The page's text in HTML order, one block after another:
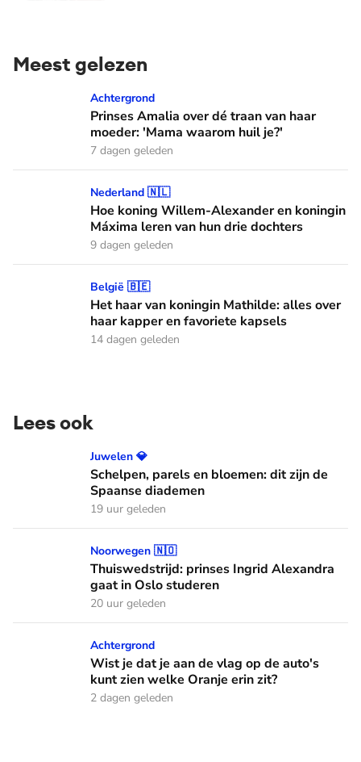
Meest gelezen
Prinses Amalia over dé traan van haar moeder: 'Mama
Achtergrond
Prinses Amalia over dé traan van haar
moeder: 'Mama waarom huil je?'
7 dagen geleden
Hoe koning Willem-Alexander en koningin Máxima leren
Nederland 🇳🇱
Hoe koning Willem-Alexander en koningin
Máxima leren van hun drie dochters
9 dagen geleden
Het haar van koningin Mathilde: alles over haar kapper en
België 🇧🇪
Het haar van koningin Mathilde: alles over
haar kapper en favoriete kapsels
14 dagen geleden
Lees ook
Schelpen, parels en bloemen: dit zijn de Spaanse diademen
Juwelen 💎
Schelpen, parels en bloemen: dit zijn de
Spaanse diademen
19 uur geleden
Thuiswedstrijd: prinses Ingrid Alexandra gaat in Oslo
Noorwegen 🇳🇴
Thuiswedstrijd: prinses Ingrid Alexandra
gaat in Oslo studeren
20 uur geleden
Wist je dat je aan de vlag op de auto's kunt zien welke
Achtergrond
Wist je dat je aan de vlag op de auto's
kunt zien welke Oranje erin zit?
2 dagen geleden